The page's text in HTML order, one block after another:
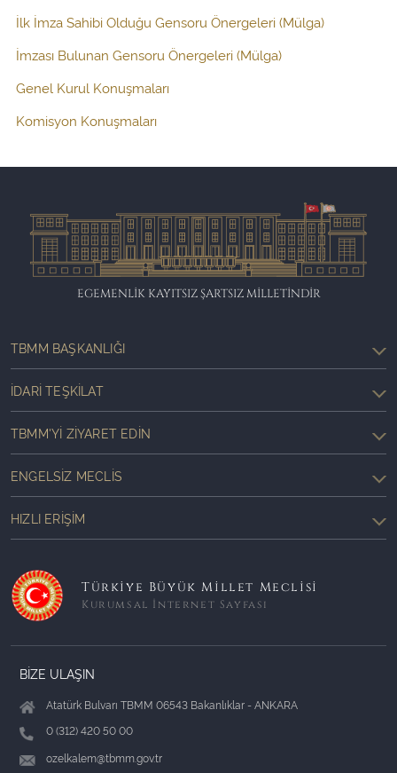
İlk İmza Sahibi Olduğu Gensoru Önergeleri (Mülga)
İmzası Bulunan Gensoru Önergeleri (Mülga)
Genel Kurul Konuşmaları
Komisyon Konuşmaları
EGEMENLİK KAYITSIZ ŞARTSIZ MİLLETİNDİR
TBMM BAŞKANLIĞI
İDARI TEŞKILAT
TBMM'YI ZIYARET EDIN
ENGELSIZ MECLIS
HIZLI ERIŞIM
Türkiye Büyük Millet Meclisi
Kurumsal İnternet Sayfası
BİZE ULAŞIN
Atatürk Bulvarı TBMM 06543 Bakanlıklar - ANKARA
0 (312) 420 50 00
ozelkalem@tbmm.gov.tr